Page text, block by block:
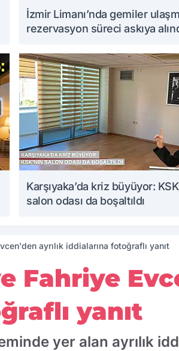
İzmir Limanı’nda gemiler
rezervasyon süreci askıya
Karşıyaka’da kriz büyüyor:
salon odası da boşaltıldı
ayrılık iddialarına fotoğraflı yanıt
Fahriye
yanıt
yer alan ayrılık